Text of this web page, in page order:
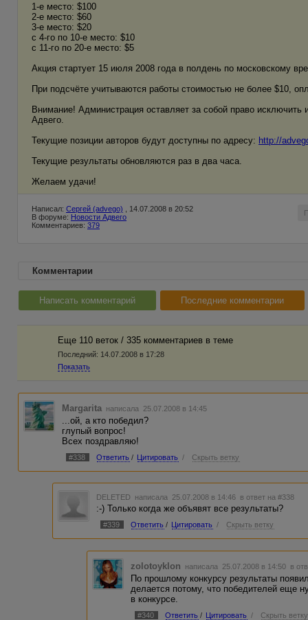
1-е место: $100
2-е место: $60
3-е место: $20
с 4-го по 10-е место: $10
с 11-го по 20-е место: $5
Акция стартует 15 июля 2008 года в полдень по московскому
При подсчёте учитываются работы стоимостью не более $10,
Внимание! Администрация оставляет за собой право
Адвего.
Текущие позиции авторов будут доступны по адресу: http://
Текущие результаты обновляются раз в два часа.
Желаем удачи!
Написал: Сергей (advego) , 14.07.2008 в 20:52
В форуме: Новости Адвего
Комментариев: 379
Комментарии
Написать комментарий Последние комментарии
Еще 110 веток / 335 комментариев в темe
Последний: 14.07.2008 в 17:28
Показать
Margarita написала 25.07.2008 в 14:45
...ой, а кто победил?
глупый вопрос!
Всех поздравляю!
#338 Ответить / Цитировать / Скрыть ветку
DELETED написала 25.07.2008 в 14:46 в ответ на #338
:-) Только когда же объявят все результаты?
#339 Ответить / Цитировать / Скрыть ветку
zolotoyklon написала 25.07.2008 в 14:50 в
По прошлому конкурсу результаты
делается потому, что победителей еще
в конкурсе.
#340 Ответить / Цитировать / Скрыть ветку